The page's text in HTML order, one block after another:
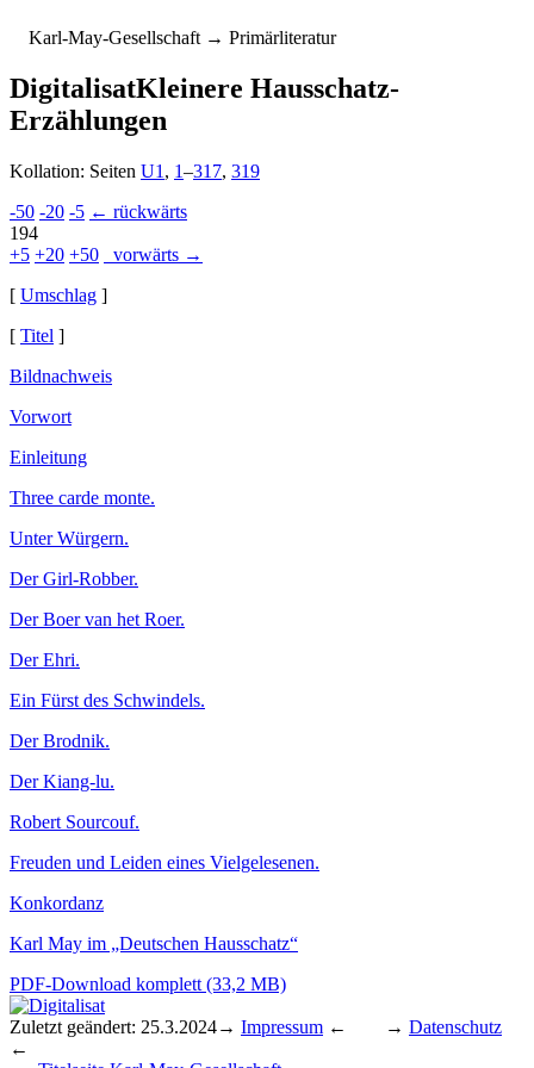
Karl-May-Gesellschaft → Primärliteratur
DigitalisatKleinere Hausschatz-
Erzählungen
Kollation: Seiten U1 , 1–317, 319
-50 -20 -5 ← rückwärts
194
+5 +20 +50
vorwärts →
[ Umschlag ]
[ Titel ]
Bildnachweis
Vorwort
Einleitung
Three carde monte.
Unter Würgern.
Der Girl-Robber.
Der Boer van het Roer.
Der Ehri.
Ein Fürst des Schwindels.
Der Brodnik.
Der Kiang-lu.
Robert Sourcouf.
Freuden und Leiden eines Viel­ge­le­se­nen.
Konkordanz
Karl May im „Deutschen Haus­schatz“
PDF-Download komplett (33,2 MB)
Zuletzt geändert: 25.3.2024→ Impressum ← → Datenschutz
←